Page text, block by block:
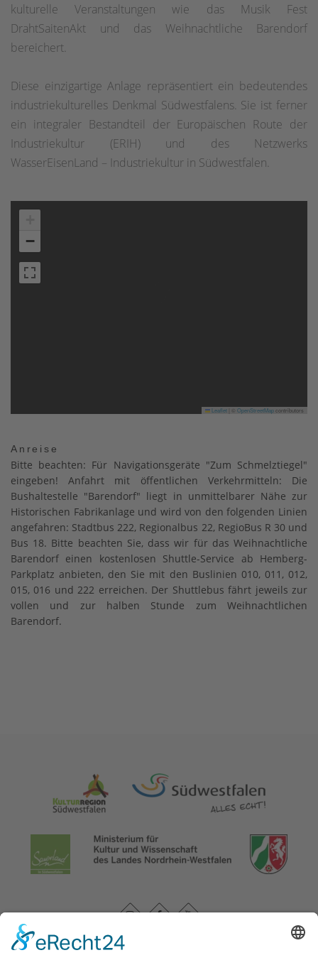
kulturelle Veranstaltungen wie das Musik Fest
DrahtSaitenAkt und das Weihnachtliche Barendorf
bereichert.
Diese einzigartige Anlage repräsentiert ein bedeutendes
industriekulturelles Denkmal Südwestfalens. Sie ist ferner
ein integraler Bestandteil der Europäischen Route der
Industriekultur (ERIH) und des Netzwerks
WasserEisenLand – Industriekultur in Südwestfalen.
−
Leaflet OpenStreetMapcontributors
Anreise
Bitte beachten: Für Navigationsgeräte "Zum Schmelztiegel"
eingeben! Anfahrt mit öffentlichen Verkehrmitteln: Die
Bushaltestelle "Barendorf" liegt in unmittelbarer Nähe zur
Historischen Fabrikanlage und wird von den folgenden Linien
angefahren: Stadtbus 222, Regionalbus 22, RegioBus R 30 und
Bus 18. Bitte beachten Sie, dass wir für das Weihnachtliche
Barendorf einen kostenlosen Shuttle-Service ab Hemberg-
Parkplatz anbieten, den Sie mit den Buslinien 010, 011, 012,
015, 016 und 222 erreichen. Der Shuttlebus fährt jeweils zur
vollen und zur halben Stunde zum Weihnachtlichen
Barendorf.